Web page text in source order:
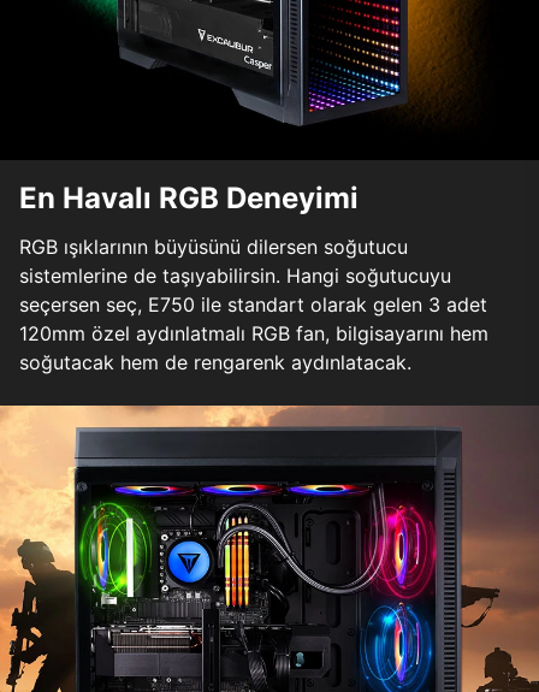
En Havalı RGB Deneyimi
RGB ışıklarının büyüsünü dilersen soğutucu
sistemlerine de taşıyabilirsin. Hangi soğutucuyu
seçersen seç, E750 ile standart olarak gelen 3 adet
120mm özel aydınlatmalı RGB fan, bilgisayarını hem
soğutacak hem de rengarenk aydınlatacak.